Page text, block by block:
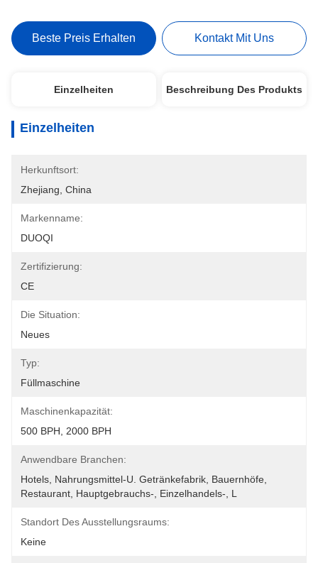
Beste Preis Erhalten Kontakt Mit Uns
Einzelheiten Beschreibung Des Produkts
Einzelheiten
Herkunftsort:
Zhejiang, China
Markenname:
DUOQI
Zertifizierung:
CE
Die Situation:
Neues
Typ:
Füllmaschine
Maschinenkapazität:
500 BPH, 2000 BPH
Anwendbare Branchen:
Hotels, Nahrungsmittel-U. Getränkefabrik, Bauernhöfe,
Restaurant, Hauptgebrauchs-, Einzelhandels-, L
Standort Des Ausstellungsraums:
Keine